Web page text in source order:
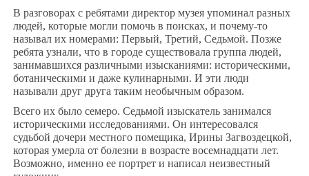
В разговорах с ребятами директор музея упоминал разных
людей, которые могли помочь в поисках, и почему-то
называл их номерами: Первый, Третий, Седьмой. Позже
ребята узнали, что в городе существовала группа людей,
занимавшихся различными изысканиями: историческими,
ботаническими и даже кулинарными. И эти люди
называли друг друга таким необычным образом.
Всего их было семеро. Седьмой изыскатель занимался
историческими исследованиями. Он интересовался
судьбой дочери местного помещика, Ирины Загвоздецкой,
которая умерла от болезни в возрасте восемнадцати лет.
Возможно, именно ее портрет и написал неизвестный